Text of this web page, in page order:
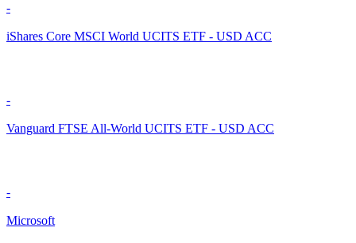
-
iShares Core MSCI World UCITS ETF - USD ACC
-
Vanguard FTSE All-World UCITS ETF - USD ACC
-
Microsoft